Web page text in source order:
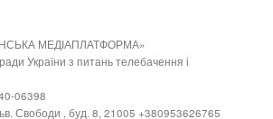
МЕДІАПЛАТФОРМА»
України з питань телебачення і
06398
Свободи , буд. 8, 21005 +380953626765